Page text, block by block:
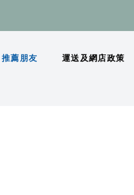
推薦朋友 運送及網店政策